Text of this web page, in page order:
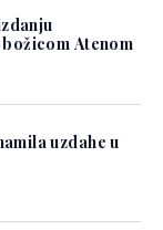
Atenom
uzdahe u